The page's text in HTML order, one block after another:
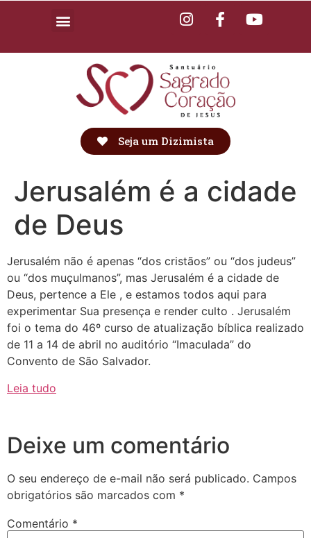
Seja um Dizimista
Jerusalém é a cidade
de Deus
Jerusalém não é apenas “dos cristãos” ou “dos judeus”
ou “dos muçulmanos”, mas Jerusalém é a cidade de
Deus, pertence a Ele , e estamos todos aqui para
experimentar Sua presença e render culto . Jerusalém
foi o tema do 46º curso de atualização bíblica realizado
de 11 a 14 de abril no auditório “Imaculada” do
Convento de São Salvador.
Leia tudo
Deixe um comentário
O seu endereço de e-mail não será publicado. Campos
obrigatórios são marcados com *
Comentário *